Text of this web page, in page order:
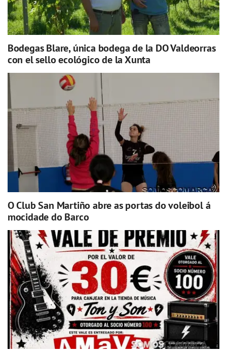
Bodegas Blare, única bodega de la DO Valdeorras
con el sello ecológico de la Xunta
O Club San Martiño abre as portas do voleibol á
mocidade do Barco